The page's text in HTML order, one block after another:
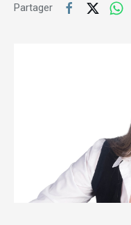
Partager